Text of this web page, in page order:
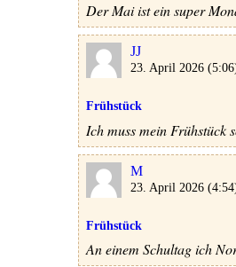
Der Mai ist ein super
JJ
23. April 2026
Frühstück
Ich muss mein Frühstück
M
23. April 2026
Frühstück
An einem Schultag ich